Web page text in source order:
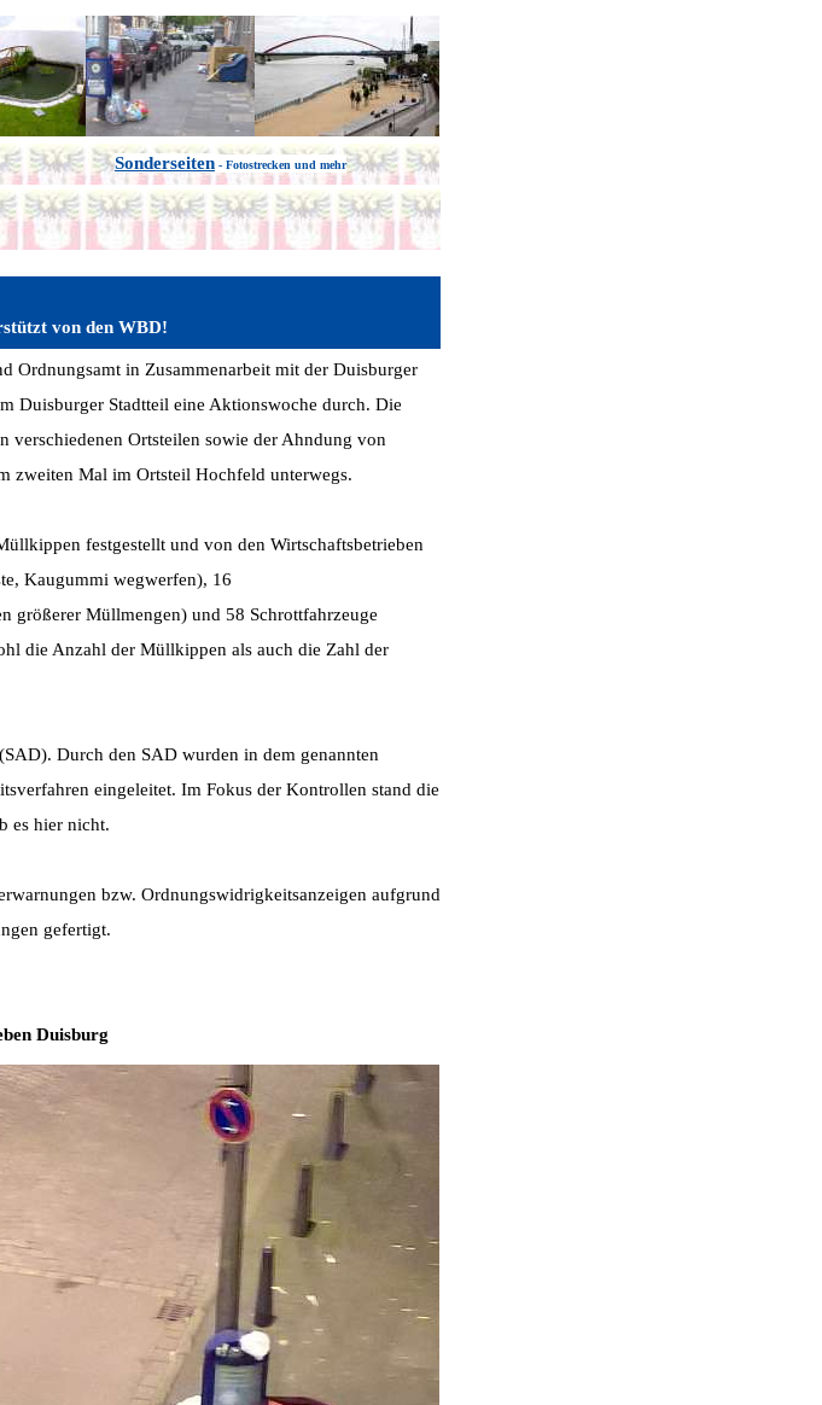
Sonderseiten - Fotostrecken und mehr
von den WBD!
Ordnungsamt in Zusammenarbeit mit der Duisburger
Duisburger Stadtteil eine Aktionswoche durch. Die
Ortsteilen sowie der Ahndung von
zweiten Mal im Ortsteil Hochfeld unterwegs.
festgestellt und von den Wirtschaftsbetrieben
Kaugummi wegwerfen), 16
größerer Müllmengen) und 58 Schrottfahrzeuge
die Anzahl der Müllkippen als auch die Zahl der
Durch den SAD wurden in dem genannten
eingeleitet. Im Fokus der Kontrollen stand die
es hier nicht.
bzw. Ordnungswidrigkeitsanzeigen aufgrund
gefertigt.
Duisburg